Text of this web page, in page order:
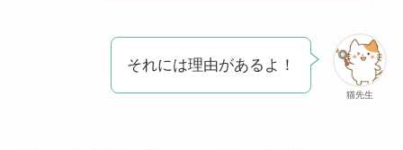
クレ・ド・ポー ボー
テはなぜ高い？なぜ
人気？安く買える方猫先生
それには理由があるよ！